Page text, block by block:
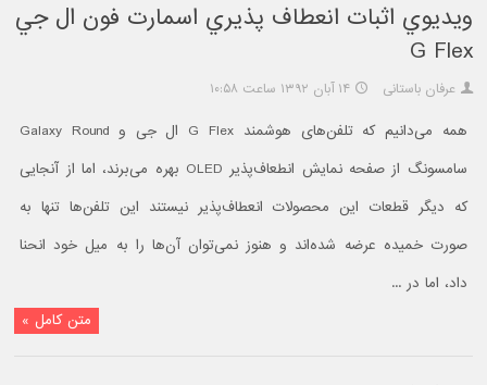
ويديوي اثبات انعطاف پذيري اسمارت فون ال جي
G Flex
عرفان باستانی ۱۴ آبان ۱۳۹۲ ساعت ۱۰:۵۸
همه می‌دانیم که تلفن‌های هوشمند G Flex ال جی و Galaxy Round
سامسونگ از صفحه نمایش انطعاف‌پذیر OLED بهره می‌برند، اما از آنجایی
که دیگر قطعات این محصولات انعطاف‌پذیر نیستند این تلفن‌ها تنها به
صورت خمیده عرضه شده‌اند و هنوز نمی‌توان آن‌ها را به میل خود انحنا
داد، اما در ...
متن کامل »